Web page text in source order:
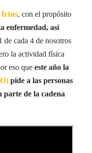
, con el propósito
enfermedad, así
de cada 4 de nosotros
la actividad física
eso queeste año la
pide a las personas
parte de la cadena